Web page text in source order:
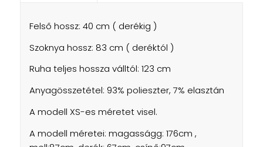
Felső hossz: 40 cm ( derékig )
Szoknya hossz: 83 cm ( deréktól )
Ruha teljes hossza válltól: 123 cm
Anyagösszetétel: 93% polieszter, 7% elasztán
A modell XS-es méretet visel.
A modell méretei: magasságg: 176cm ,